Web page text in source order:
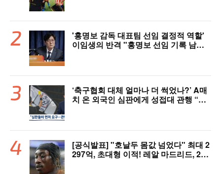
'홍명보 감독 대표팀 선임 결정적 역할'
이임생의 반격 "홍명보 선임 기록 남아
‘축구협회 대체 얼마나 더 썩었나?’ A매
치 온 외국인 심판에게 성접대 관행 “그
[공식발표] "호날두 몸값 넘었다" 최대 2
297억, 초대형 이적! 레알 마드리드, 21